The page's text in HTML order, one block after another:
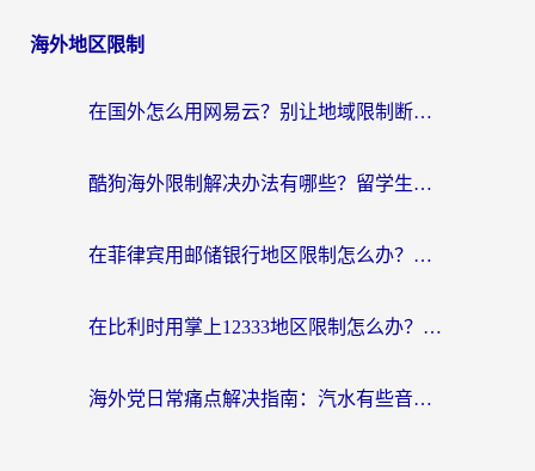
海外地区限制
在国外怎么用网易云？别让地域限制断了你的中文歌单——附听书社交定位解决方案
酷狗海外限制解决办法有哪些？留学生亲测有效的回国加速指南
在菲律宾用邮储银行地区限制怎么办？海外华人必看的回国加速解决方案
在比利时用掌上12333地区限制怎么办？海外华人亲测有效的回国加速方案
海外党日常痛点解决指南：汽水有些音乐在国外无法播放怎么办？